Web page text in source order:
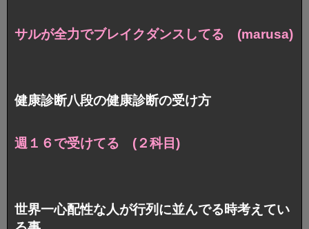
サルが全力でブレイクダンスしてる (marusa)
健康診断八段の健康診断の受け方
週１６で受けてる (２科目)
世界一心配性な人が行列に並んでる時考えてい